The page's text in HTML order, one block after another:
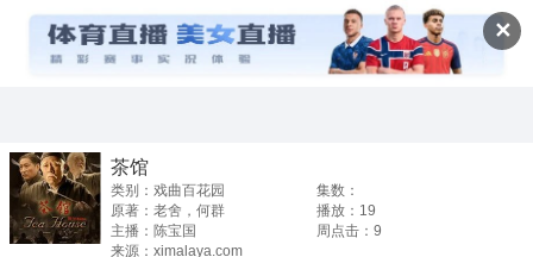
✕
茶馆 
茶馆
类别：戏曲百花园
集数：
原著：老舍，何群
播放：19
主播：陈宝国
周点击：9
来源：ximalaya.com